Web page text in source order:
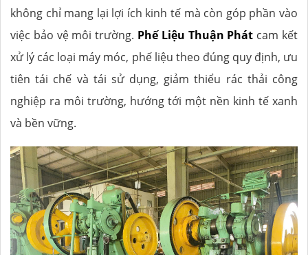
không chỉ mang lại lợi ích kinh tế mà còn góp phần vào
việc bảo vệ môi trường. Phế Liệu Thuận Phát cam kết
xử lý các loại máy móc, phế liệu theo đúng quy định, ưu
tiên tái chế và tái sử dụng, giảm thiểu rác thải công
nghiệp ra môi trường, hướng tới một nền kinh tế xanh
và bền vững.